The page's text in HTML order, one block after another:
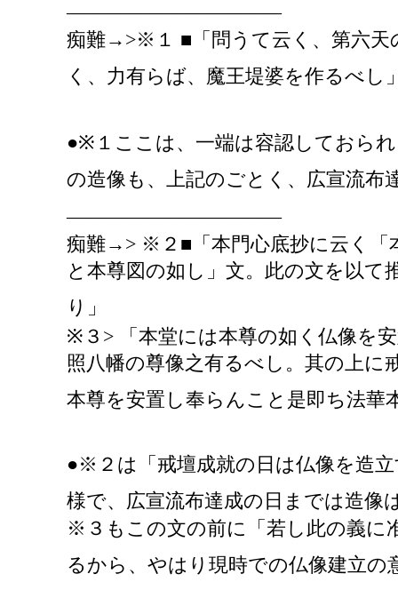
―――――――――――
痴難→>※１ ■「問うて云く、第六天
く、力有らば、魔王堤婆を作るべし
●※１ここは、一端は容認しておら
の造像も、上記のごとく、広宣流
―――――――――――
痴難→> ※２■「本門心底抄に云く「
と本尊図の如し」文。此の文を以
り」
※３> 「本堂には本尊の如く仏像を
照八幡の尊像之有るべし。其の上に
本尊を安置し奉らんこと是即ち法華
●※２は「戒壇成就の日は仏像を造
様で、広宣流布達成の日までは造像
※３もこの文の前に「若し此の義
るから、やはり現時での仏像建立の